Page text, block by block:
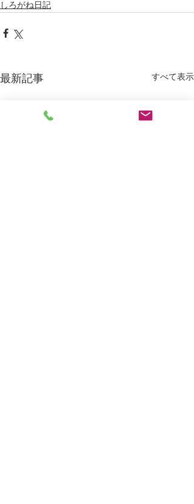
しろがね日記
最新記事 すべて表示